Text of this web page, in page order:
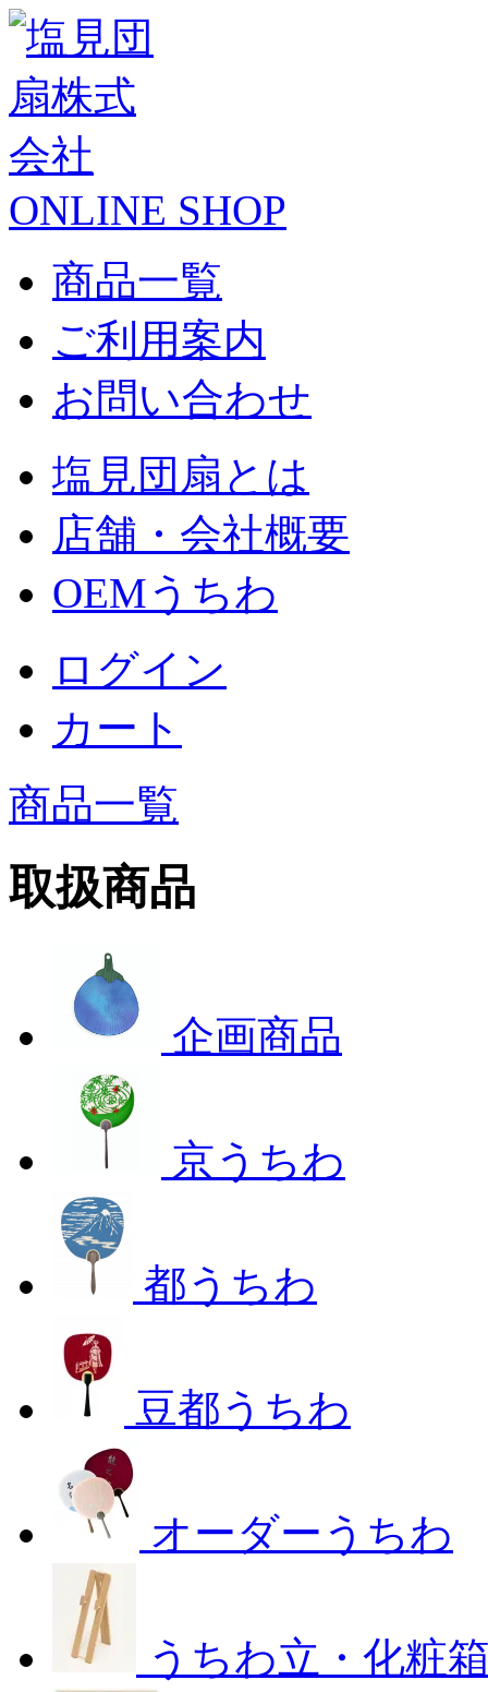
ONLINE SHOP
商品一覧
ご利用案内
お問い合わせ
塩見団扇とは
店舗・会社概要
OEMうちわ
ログイン
カート
商品一覧
取扱商品
企画商品
京うちわ
都うちわ
豆都うちわ
オーダーうちわ
うちわ立・化粧